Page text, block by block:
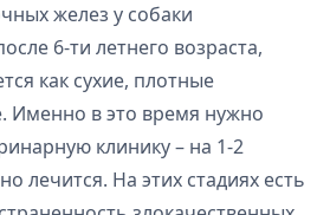
желез у собаки
6-ти летнего возраста,
как сухие, плотные
Именно в это время нужно
клинику – на 1-2
лечится. На этих стадиях есть